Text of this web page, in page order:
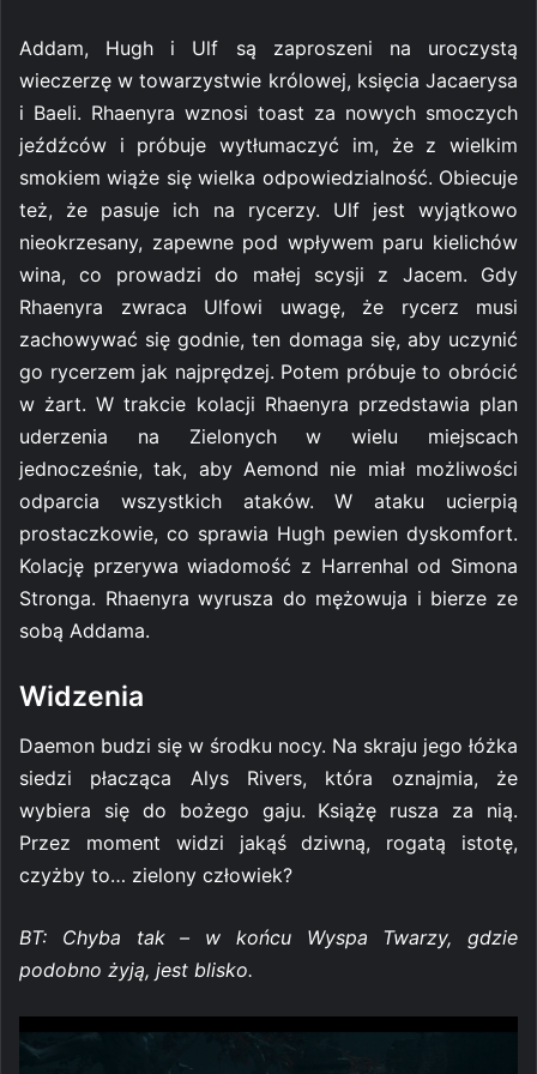
Addam, Hugh i Ulf są zaproszeni na uroczystą
wieczerzę w towarzystwie królowej, księcia Jacaerysa
i Baeli. Rhaenyra wznosi toast za nowych smoczych
jeźdźców i próbuje wytłumaczyć im, że z wielkim
smokiem wiąże się wielka odpowiedzialność. Obiecuje
też, że pasuje ich na rycerzy. Ulf jest wyjątkowo
nieokrzesany, zapewne pod wpływem paru kielichów
wina, co prowadzi do małej scysji z Jacem. Gdy
Rhaenyra zwraca Ulfowi uwagę, że rycerz musi
zachowywać się godnie, ten domaga się, aby uczynić
go rycerzem jak najprędzej. Potem próbuje to obrócić
w żart. W trakcie kolacji Rhaenyra przedstawia plan
uderzenia na Zielonych w wielu miejscach
jednocześnie, tak, aby Aemond nie miał możliwości
odparcia wszystkich ataków. W ataku ucierpią
prostaczkowie, co sprawia Hugh pewien dyskomfort.
Kolację przerywa wiadomość z Harrenhal od Simona
Stronga. Rhaenyra wyrusza do mężowuja i bierze ze
sobą Addama.
Widzenia
Daemon budzi się w środku nocy. Na skraju jego łóżka
siedzi płacząca Alys Rivers, która oznajmia, że
wybiera się do bożego gaju. Książę rusza za nią.
Przez moment widzi jakąś dziwną, rogatą istotę,
czyżby to… zielony człowiek?
BT: Chyba tak – w końcu Wyspa Twarzy, gdzie
podobno żyją, jest blisko.